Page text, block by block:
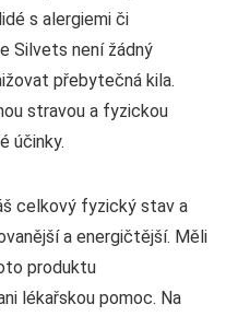
s alergiemi či
Silvets není žádný
přebytečná kila.
stravou a fyzickou
účinky.
celkový fyzický stav a
a energičtější. Měli
produktu
lékařskou pomoc. Na